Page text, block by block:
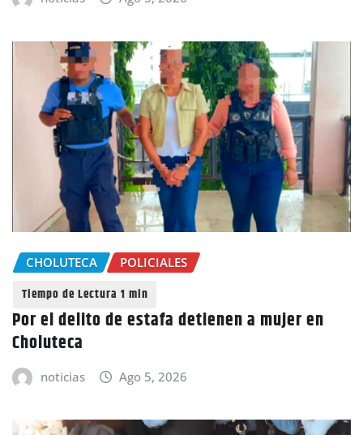
CHOLUTECA POLICIALES
Por el delito de estafa detienen a mujer en
Choluteca
noticias Ago 5, 2026